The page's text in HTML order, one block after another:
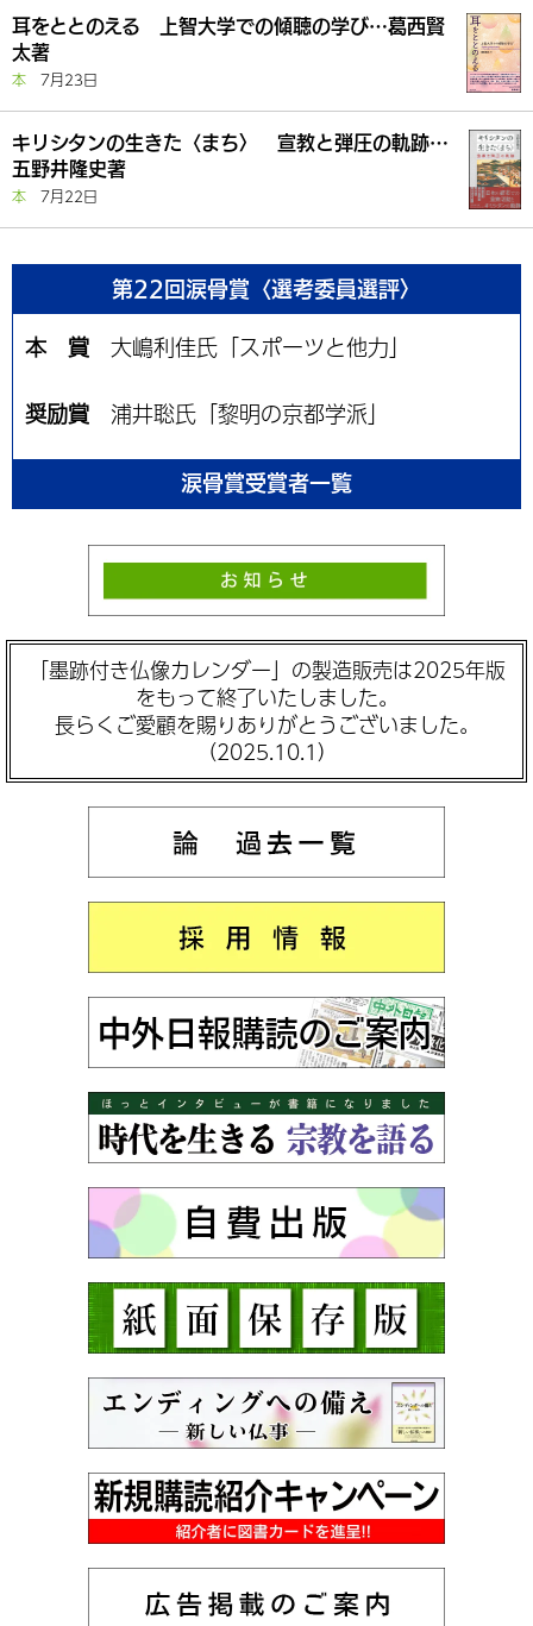
耳をととのえる 上智大学での傾聴の学び…葛西賢
太著
本 7月23日
キリシタンの生きた〈まち〉 宣教と弾圧の軌跡…
五野井隆史著
本 7月22日
第22回涙骨賞〈選考委員選評〉
本 賞 大嶋利佳氏「スポーツと他力」
奨励賞 浦井聡氏「黎明の京都学派」
涙骨賞受賞者一覧
「墨跡付き仏像カレンダー」の製造販売は2025年版
をもって終了いたしました。
長らくご愛顧を賜りありがとうございました。
（2025.10.1）